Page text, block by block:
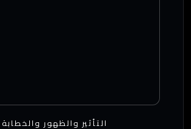
التأثير والظهور والخطابة